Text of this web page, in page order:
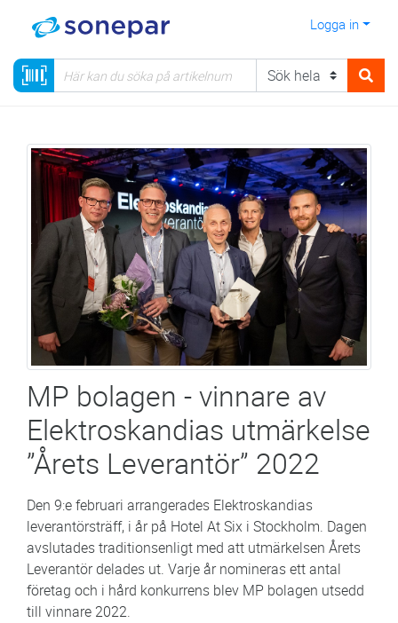
Logga in
MP bolagen - vinnare av
Elektroskandias utmärkelse
”Årets Leverantör” 2022
Den 9:e februari arrangerades Elektroskandias
leverantörsträff, i år på Hotel At Six i Stockholm. Dagen
avslutades traditionsenligt med att utmärkelsen Årets
Leverantör delades ut. Varje år nomineras ett antal
företag och i hård konkurrens blev MP bolagen utsedd
till vinnare 2022.